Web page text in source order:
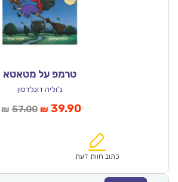
טרמפ על מטאטא
ג'וליה דונלדסון
₪ 57.00המחיר
₪57.00.
₪ 39.90המחיר
הוא:
כתוב חוות דעת